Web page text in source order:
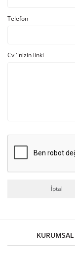
Telefon
Cv 'inizin linki
İptal
KURUMSAL